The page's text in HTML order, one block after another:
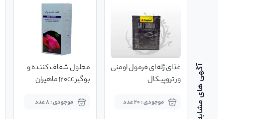
غذای ژله ای فرمول اومنی
ور تروپیکال
موجودی : 20 عدد
محلول شفاف کننده و
بوگیر 120cc ماهیران
موجودی : 8 عدد